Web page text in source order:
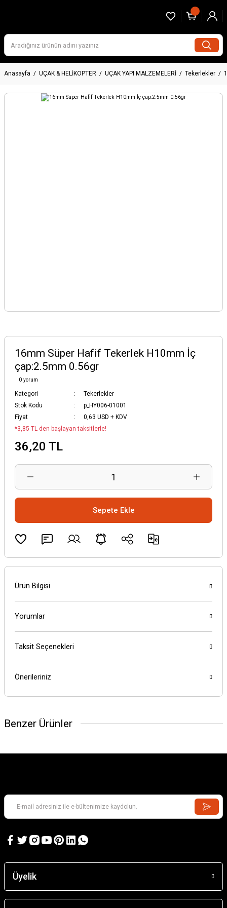
Anasayfa UÇAK & HELİKOPTER UÇAK YAPI MALZEMELERİ Tekerlekler
16mm Süper Hafif Tekerlek H10mm İç
çap:2.5mm 0.56gr
0 yorum
Kategori
Tekerlekler
Stok Kodu
p_HY006-01001
Fiyat
0,63 USD + KDV
*3,85 TL den başlayan taksitlerle!
36,20 TL
Sepete Ekle
Ürün Bilgisi
Yorumlar
Taksit Seçenekleri
Önerileriniz
Benzer Ürünler
Üyelik